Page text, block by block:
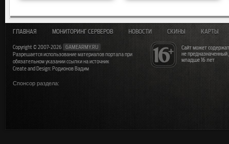
Сайт может
не
младше 16 лет
ГЛАВНАЯ МОНИТОРИНГ СЕРВЕРОВ НОВОСТИ СКИНЫ КАРТЫ
Copyright © 2007-2026
GAMEARMY.RU
Разрешается использование материалов портала при
обязательном указании ссылки на источник
Create and Design: Родионов Вадим
Спонсор раздела: